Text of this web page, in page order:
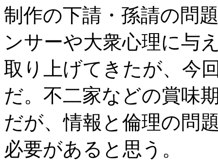
制作の下請・孫請の問
ンサーや大衆心理に与
取り上げてきたが、今
だ。不二家などの賞味
だが、情報と倫理の問
必要があると思う。